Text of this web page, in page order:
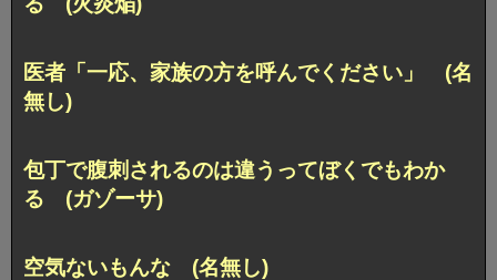
医者「一応、家族の方を呼んでください」 (名
無し)
包丁で腹刺されるのは違うってぼくでもわか
る (ガゾーサ)
空気ないもんな (名無し)